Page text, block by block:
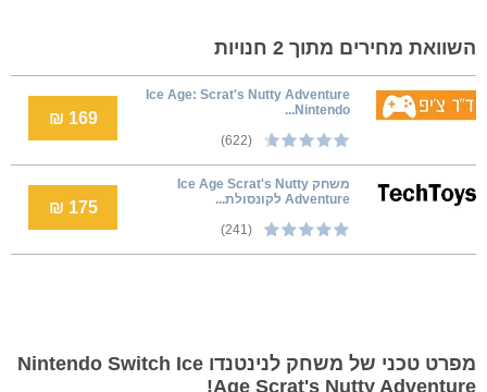
השוואת מחירים מתוך 2 חנויות
Ice Age: Scrat's Nutty Adventure
Nintendo...
(622)
169 ₪
משחק Ice Age Scrat's Nutty
Adventure לקונסולת...
(241)
175 ₪
מפרט טכני של משחק לנינטנדו Nintendo Switch Ice
Age Scrat's Nutty Adventure!